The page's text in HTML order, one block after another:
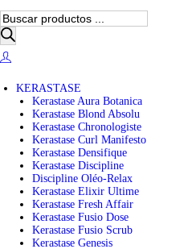
B
ú
s
q
d
KERASTASE
Kerastase Aura Botanica
Kerastase Blond Absolu
Kerastase Chronologiste
Kerastase Curl Manifesto
Kerastase Densifique
Kerastase Discipline
Discipline Oléo-Relax
Kerastase Elixir Ultime
Kerastase Fresh Affair
Kerastase Fusio Dose
Kerastase Fusio Scrub
Kerastase Genesis